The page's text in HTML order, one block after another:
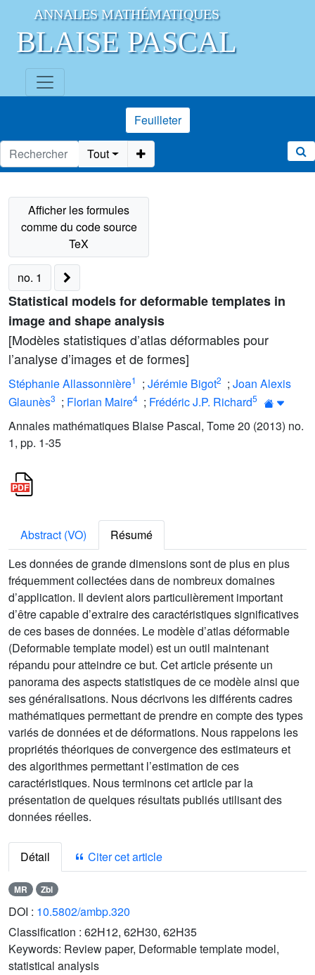
ANNALES MATHÉMATIQUES
BLAISE PASCAL
Feuilleter
Tout
no. 1
Statistical models for deformable templates in
image and shape analysis
[Modèles statistiques d’atlas déformables pour
l’analyse d’images et de formes]
Stéphanie Allassonnière1 ; Jérémie Bigot2 ; Joan Alexis
Glaunès3 ; Florian Maire4 ; Frédéric J.P. Richard5
Annales mathématiques Blaise Pascal, Tome 20 (2013) no.
1, pp. 1-35
Abstract (VO)
Résumé
Les données de grande dimensions sont de plus en plus
fréquemment collectées dans de nombreux domaines
d’application. Il devient alors particulièrement important
d’être capable d’extraire des caractéristiques significatives
de ces bases de données. Le modèle d’atlas déformable
(Deformable template model) est un outil maintenant
répandu pour atteindre ce but. Cet article présente un
panorama des aspects statistiques de ce modèle ainsi que
ses généralisations. Nous décrivons les différents cadres
mathématiques permettant de prendre en compte des types
variés de données et de déformations. Nous rappelons les
propriétés théoriques de convergence des estimateurs et
des algorithmes permettant l’estimation de ces
caractéristiques. Nous terminons cet article par la
présentation de quelques résultats publiés utilisant des
données réelles.
Détail Citer cet article
MR Zbl
DOI : 10.5802/ambp.320
Classification : 62H12, 62H30, 62H35
Keywords: Review paper, Deformable template model,
statistical analysis